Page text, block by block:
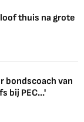
thuis na grote
bondscoach van
bij PEC...'